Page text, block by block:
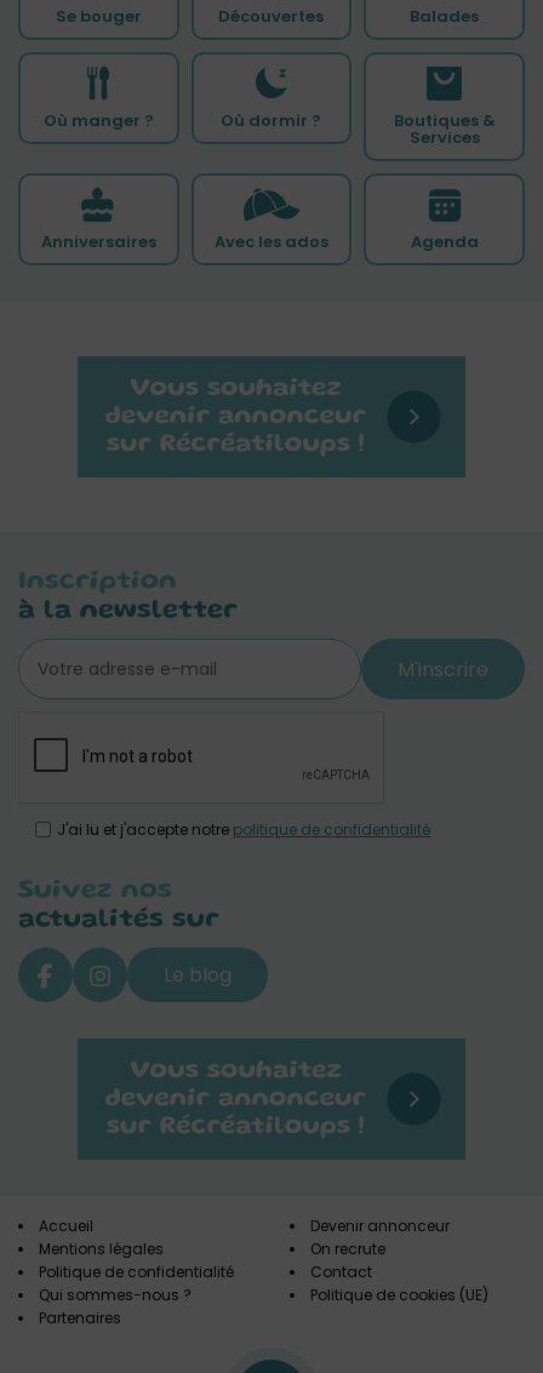
Se bouger Découvertes Balades
Où manger ? Où dormir ? Boutiques &
Services
Anniversaires Avec les ados Agenda
Inscription
à la newsletter
M'inscrire
J'ai lu et j'accepte notre politique de confidentialité
Suivez nos
actualités sur
Le blog
Accueil
Mentions légales
Politique de confidentialité
Qui sommes-nous ?
Partenaires
Devenir annonceur
On recrute
Contact
Politique de cookies (UE)